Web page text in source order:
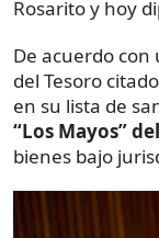
Rosarito y hoy
De acuerdo
del Tesoro
en su lista de
“Los Mayos”
bienes bajo